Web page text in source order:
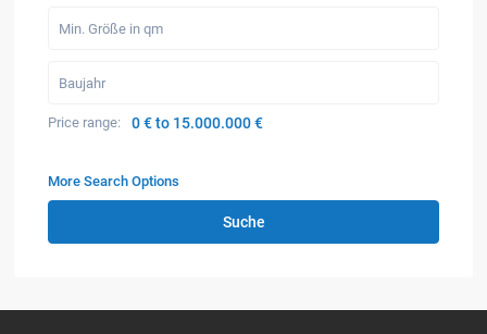
Price range: 0 € to 15.000.000 €
More Search Options
Suche